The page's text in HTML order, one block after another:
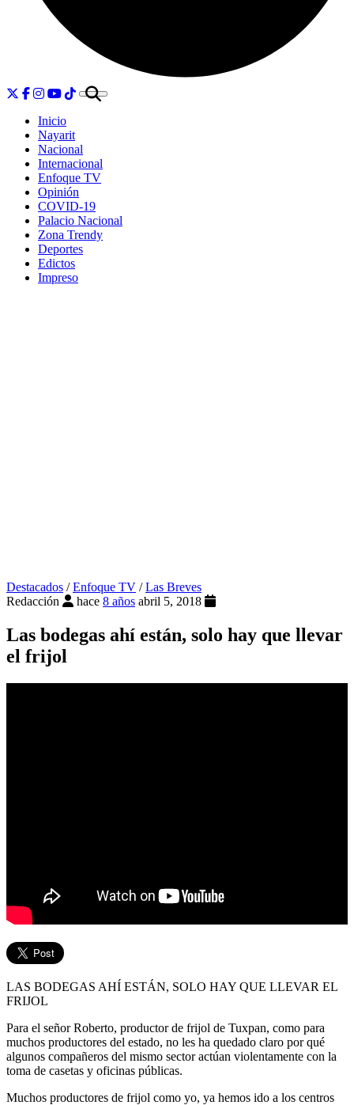
Inicio
Nayarit
Nacional
Internacional
Enfoque TV
Opinión
COVID-19
Palacio Nacional
Zona Trendy
Deportes
Edictos
Impreso
Destacados /Enfoque TV /Las Breves
Redacción
hace 8 años abril 5, 2018
Las bodegas ahí están, solo hay que llevar
el frijol
LAS BODEGAS AHÍ ESTÁN, SOLO HAY QUE LLEVAR EL
FRIJOL
Para el señor Roberto, productor de frijol de Tuxpan, como para
muchos productores del estado, no les ha quedado claro por qué
algunos compañeros del mismo sector actúan violentamente con la
toma de casetas y oficinas públicas.
Muchos productores de frijol como yo, ya hemos ido a los centros